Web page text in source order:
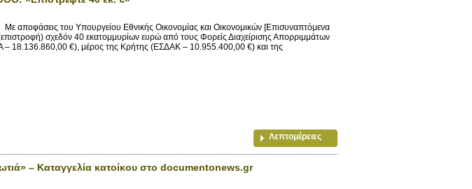
αποφάσεις του Υπουργείου Εθνικής Οικονομίας και Οικονομικών [Επισυναπτόμενα
σχεδόν 40 εκατομμυρίων ευρώ από τους Φορείς Διαχείρισης Απορριμμάτων
– 18.136.860,00 €), μέρος της Κρήτης (ΕΣΔΑΚ – 10.955.400,00 €) και της
Λεπτομέρειες
– Καταγγελία κατοίκου στο documentonews.gr